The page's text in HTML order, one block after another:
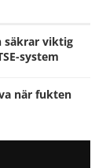
säkrar viktig
system
när fukten